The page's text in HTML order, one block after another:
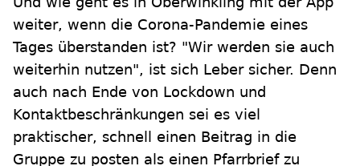
weiter, wenn die Corona-Pandemie eines
Tages überstanden ist? "Wir werden sie auch
weiterhin nutzen", ist sich Leber sicher. Denn
auch nach Ende von Lockdown und
Kontaktbeschränkungen sei es viel
praktischer, schnell einen Beitrag in die
Gruppe zu posten als einen Pfarrbrief zu